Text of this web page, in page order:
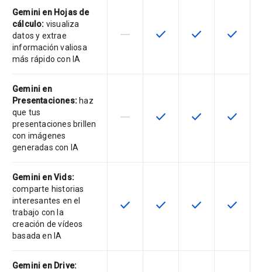
Gemini en Hojas de
cálculo: visualiza
datos y extrae
información valiosa
más rápido con IA
Esta función no es compatible con
horizontal_rule Esta función está
check Esta función
check Esta
check
Gemini en
Presentaciones: haz
que tus
presentaciones brillen
con imágenes
generadas con IA
Esta función no es compatible con
horizontal_rule Esta función está
check Esta función
check Esta
check
Gemini en Vids:
comparte historias
interesantes en el
trabajo con la
creación de vídeos
basada en IA
Esta función está disponible para
check Esta función está
check Esta función
check Esta
check
Gemini en Drive: